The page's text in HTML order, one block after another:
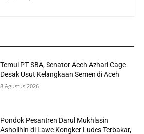
Temui PT SBA, Senator Aceh Azhari Cage
Desak Usut Kelangkaan Semen di Aceh
8 Agustus 2026
Pondok Pesantren Darul Mukhlasin
Asholihin di Lawe Kongker Ludes Terbakar,